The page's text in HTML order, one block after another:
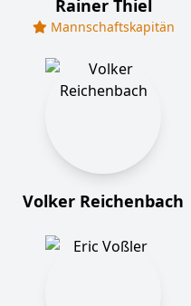
Rainer Thiel
Mannschaftskapitän
Volker Reichenbach